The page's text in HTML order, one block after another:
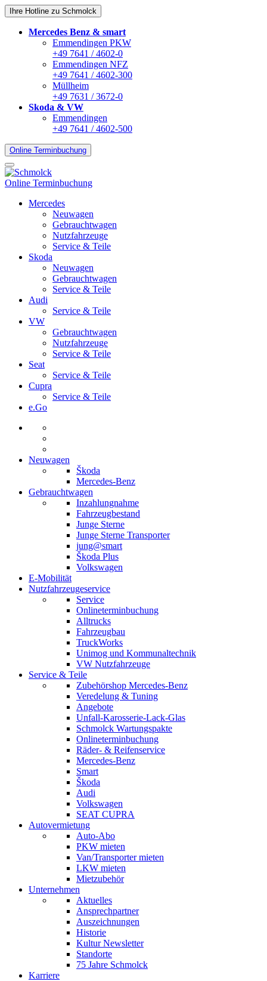
Ihre Hotline zu Schmolck
Mercedes Benz & smart
Emmendingen PKW
+49 7641 / 4602-0
Emmendingen NFZ
+49 7641 / 4602-300
Müllheim
+49 7631 / 3672-0
Skoda & VW
Emmendingen
+49 7641 / 4602-500
Online Terminbuchung
Online Terminbuchung
Mercedes
Neuwagen
Gebrauchtwagen
Nutzfahrzeuge
Service & Teile
Skoda
Neuwagen
Gebrauchtwagen
Service & Teile
Audi
Service & Teile
VW
Gebrauchtwagen
Nutzfahrzeuge
Service & Teile
Seat
Service & Teile
Cupra
Service & Teile
e.Go
Neuwagen
Škoda
Mercedes-Benz
Gebrauchtwagen
Inzahlungnahme
Fahrzeugbestand
Junge Sterne
Junge Sterne Transporter
jung@smart
Škoda Plus
Volkswagen
E-Mobilität
Nutzfahrzeugeservice
Service
Onlineterminbuchung
Alltrucks
Fahrzeugbau
TruckWorks
Unimog und Kommunaltechnik
VW Nutzfahrzeuge
Service & Teile
Zubehörshop Mercedes-Benz
Veredelung & Tuning
Angebote
Unfall-Karosserie-Lack-Glas
Schmolck Wartungspakte
Onlineterminbuchung
Räder- & Reifenservice
Mercedes-Benz
Smart
Škoda
Audi
Volkswagen
SEAT CUPRA
Autovermietung
Auto-Abo
PKW mieten
Van/Transporter mieten
LKW mieten
Mietzubehör
Unternehmen
Aktuelles
Ansprechpartner
Auszeichnungen
Historie
Kultur Newsletter
Standorte
75 Jahre Schmolck
Karriere